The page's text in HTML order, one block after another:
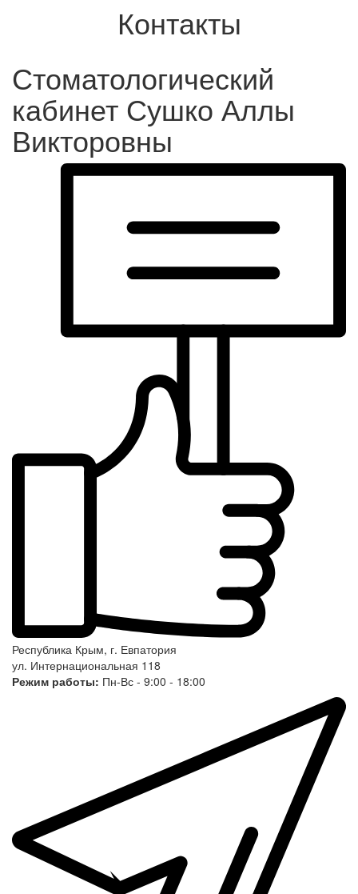
Контакты
Стоматологический
кабинет Сушко Аллы
Викторовны
Республика Крым, г. Евпатория
ул. Интернациональная 118
Режим работы: Пн-Вс - 9:00 - 18:00